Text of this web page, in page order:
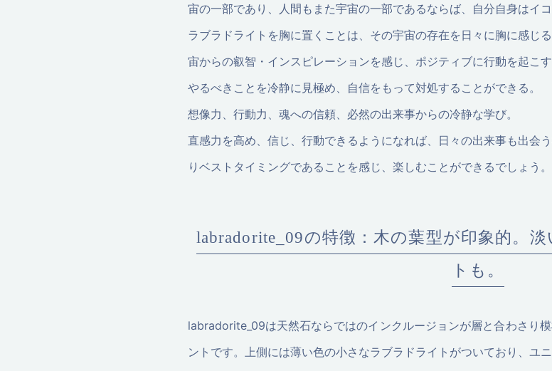
宙の一部であり、人間もまた宇宙の一部であるならば、自分自身はイ
ラブラドライトを胸に置くことは、その宇宙の存在を日々に胸に感じ
宙からの叡智・インスピレーションを感じ、ポジティブに行動を起こ
やるべきことを冷静に見極め、自信をもって対処することができる。
想像力、行動力、魂への信頼、必然の出来事からの冷静な学び。
直感力を高め、信じ、行動できるようになれば、日々の出来事も出会
りベストタイミングであることを感じ、楽しむことができるでしょう。
labradorite_09の特徴：木の葉型が印象的。
トも。
labradorite_09は天然石ならではのインクルージョンが層と合わさり
ントです。上側には薄い色の小さなラブラドライトがついており、ユニ